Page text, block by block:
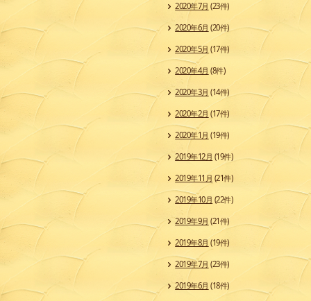
2020年7月 (23件)
2020年6月 (20件)
2020年5月 (17件)
2020年4月 (8件)
2020年3月 (14件)
2020年2月 (17件)
2020年1月 (19件)
2019年12月 (19件)
2019年11月 (21件)
2019年10月 (22件)
2019年9月 (21件)
2019年8月 (19件)
2019年7月 (23件)
2019年6月 (18件)